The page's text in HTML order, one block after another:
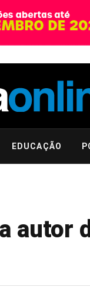
EDUCAÇÃO
autor